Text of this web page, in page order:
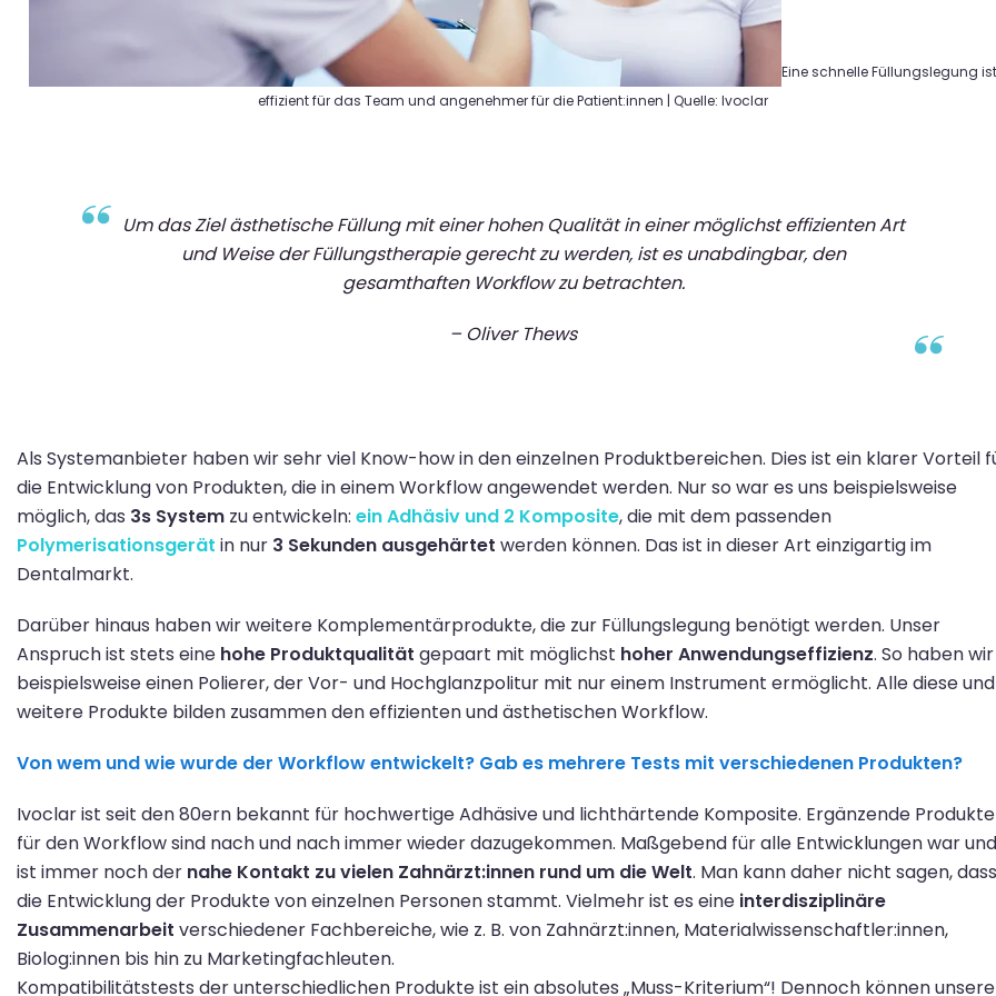
Eine schnelle Füllungslegung
effizient für das Team und angenehmer für die Patient:innen | Quelle:Ivoclar
Um das Zielästhetische Füllung mit einer hohen Qualitätin einer möglichst effizienten Art
und Weise der Füllungstherapie gerecht zu werden, ist es unabdingbar, den
gesamthaften Workflow zu betrachten.
– Oliver Thews
Als Systemanbieter habenwir sehr viel Know-howin den einzelnen Produktbereichen. Dies ist ein klarer Vorteil
die Entwicklung von Produkten,die in einem Workflow angewendet werden. Nur so war es uns beispielsweise
möglich, das 3s System zu entwickeln: ein Adhäsiv und 2 Komposite,die mit dem passenden
Polymerisationsgerät in nur 3 Sekunden ausgehärtet werden können. Das ist in dieser Art einzigartig im
Dentalmarkt.
Darüber hinaus haben wir weitere Komplementärprodukte, die zur Füllungslegung benötigt werden. Unser
Anspruchist stets eine hohe Produktqualität gepaart mit möglichst hoher Anwendungseffizienz. So haben wir
beispielsweise einen Polierer,derVor- und Hochglanzpolitur mit nur einem Instrument ermöglicht. Alle dieseund
weitere Produkte bilden zusammen den effizientenund ästhetischenWorkflow.
Von wem und wie wurde der Workflow entwickelt? Gab es mehrere Tests mit verschiedenen Produkten?
Ivoclarist seit den 80ern bekannt für hochwertige Adhäsiveund lichthärtende Komposite. Ergänzende Produkte
fürdenWorkflowsind nach und nach immer wieder dazugekommen. Maßgebend für alle Entwicklungen war und
ist immer noch der nahe Kontakt zu vielen Zahnärzt:innen rund um die Welt. Man kann daher nicht sagen, dass
die Entwicklungder Produkte von einzelnen Personen stammt. Vielmehr ist es eine interdisziplinäre
Zusammenarbeit verschiedener Fachbereiche, wie z. B. von Zahnärzt:innen, Materialwissenschaftler:innen,
Biolog:innen bis hin zu Marketingfachleuten.
Kompatibilitätstests der unterschiedlichen Produkteist ein absolutes „Muss-Kriterium“! Dennoch können unsere